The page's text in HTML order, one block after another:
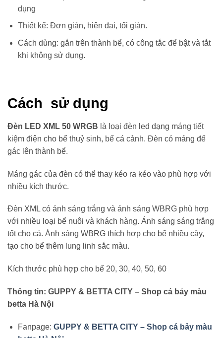
dụng
Thiết kế: Đơn giản, hiện đại, tối giản.
Cách dùng: gắn trên thành bể, có công tắc để bật và tắt
khi không sử dụng.
Cách sử dụng
Đèn LED XML 50 WRGB là loại đèn led dạng máng tiết
kiệm điện cho bể thuỷ sinh, bể cá cảnh. Đèn có máng để
gác lên thành bể.
Máng gác của đèn có thể thay kéo ra kéo vào phù hợp với
nhiều kích thước.
Đèn XML có ánh sáng trắng và ánh sáng WBRG phù hợp
với nhiều loại bể nuôi và khách hàng. Ánh sáng sáng trắng
tốt cho cá. Ánh sáng WBRG thích hợp cho bể nhiều cây,
tạo cho bể thêm lung linh sắc màu.
Kích thước phù hợp cho bể 20, 30, 40, 50, 60
Thông tin: GUPPY & BETTA CITY – Shop cá bảy màu
betta Hà Nội
Fanpage: GUPPY & BETTA CITY – Shop cá bảy màu